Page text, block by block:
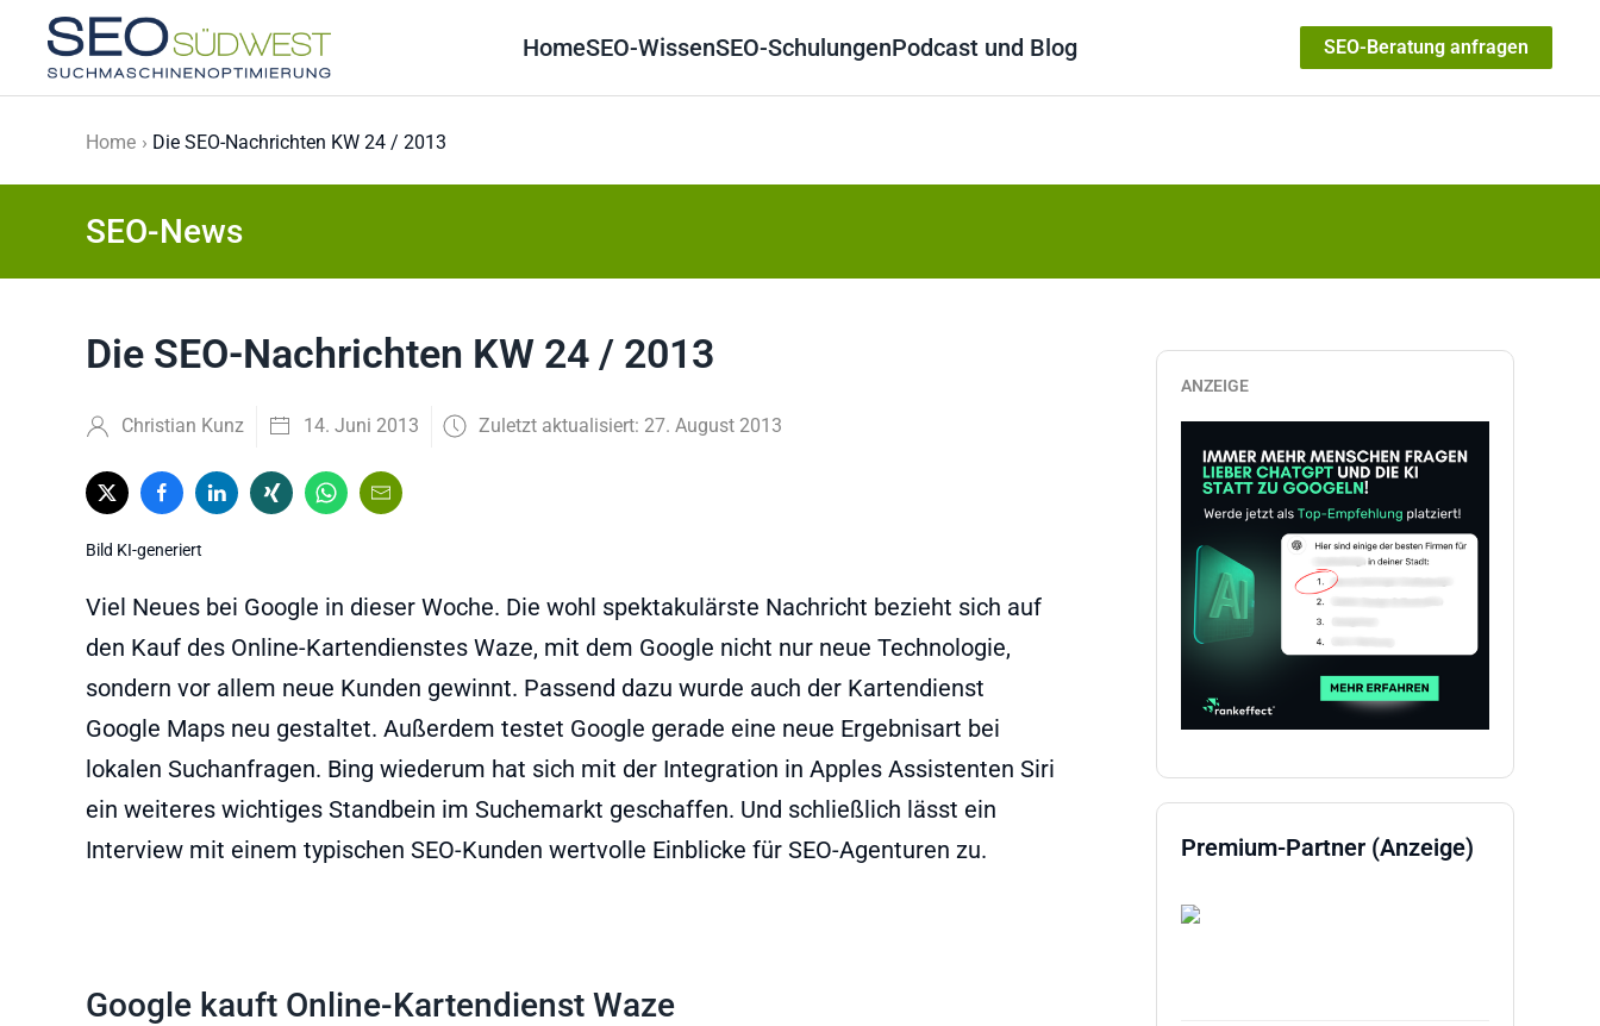
Skip to main content
HomeSEO-WissenSEO-SchulungenPodcast und Blog SEO-Beratung anfragen
Home Die SEO-Nachrichten KW 24 / 2013
SEO-News
Die SEO-Nachrichten KW 24 / 2013
Christian Kunz 14. Juni 2013 Zuletzt aktualisiert: 27. August 2013
Bild KI-generiert
Viel Neues bei Google in dieser Woche. Die wohl spektakulärste Nachricht bezieht sich auf
den Kauf des Online-Kartendienstes Waze, mit dem Google nicht nur neue Technologie,
sondern vor allem neue Kunden gewinnt. Passend dazu wurde auch der Kartendienst
Google Maps neu gestaltet. Außerdem testet Google gerade eine neue Ergebnisart bei
lokalen Suchanfragen. Bing wiederum hat sich mit der Integration in Apples Assistenten Siri
ein weiteres wichtiges Standbein im Suchemarkt geschaffen. Und schließlich lässt ein
Interview mit einem typischen SEO-Kunden wertvolle Einblicke für SEO-Agenturen zu.
Google kauft Online-Kartendienst Waze
ANZEIGE
Premium-Partner (Anzeige)